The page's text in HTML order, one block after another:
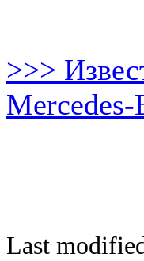
>>>
Mercedes-
Last